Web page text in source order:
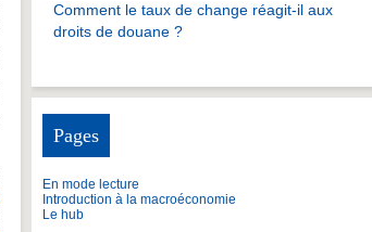
Comment le taux de change réagit-il aux
droits de douane ?
Pages
En mode lecture
Introduction à la macroéconomie
Le hub